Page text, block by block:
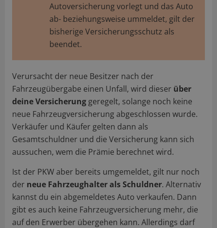
Autoversicherung vorlegt und das Auto
ab- beziehungsweise ummeldet, gilt der
bisherige Versicherungsschutz als
beendet.
Verursacht der neue Besitzer nach der
Fahrzeugübergabe einen Unfall, wird dieser über
deine Versicherung geregelt, solange noch keine
neue Fahrzeugversicherung abgeschlossen wurde.
Verkäufer und Käufer gelten dann als
Gesamtschuldner und die Versicherung kann sich
aussuchen, wem die Prämie berechnet wird.
Ist der PKW aber bereits umgemeldet, gilt nur noch
der neue Fahrzeughalter als Schuldner. Alternativ
kannst du ein abgemeldetes Auto verkaufen. Dann
gibt es auch keine Fahrzeugversicherung mehr, die
auf den Erwerber übergehen kann. Allerdings darf